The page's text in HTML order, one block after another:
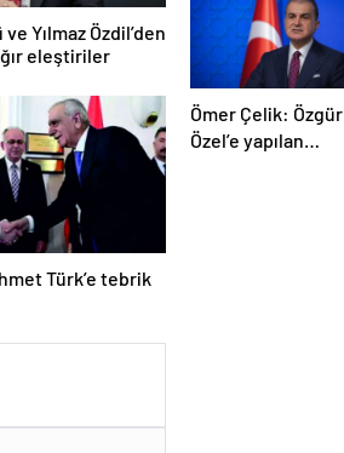
Yılmaz Özdil’den
eleştiriler
Türk’e tebrik
Ömer Çelik: Özgür
Özel’e yapılan
saldırıyı